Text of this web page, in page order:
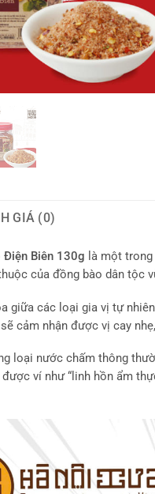
GIÁ (0)
Điện Biên 130g là một
của đồng bào dân tộc
giữa các loại gia vị tự
cảm nhận được vị cay
loại nước chấm thông
ví như “linh hồn ẩm